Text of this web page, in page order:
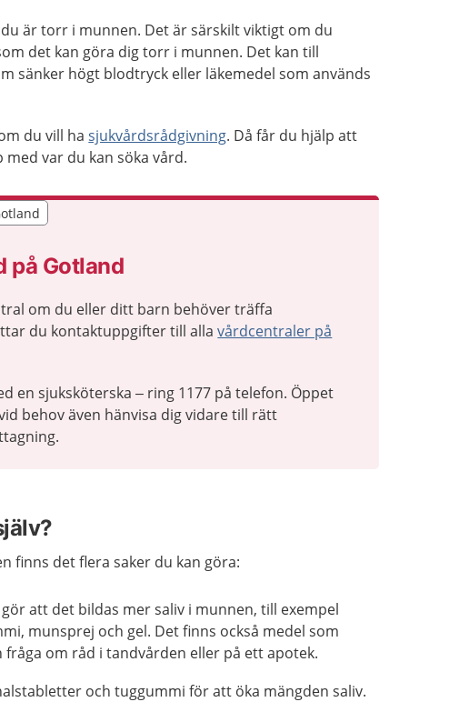
är torr i munnen. Det är särskilt viktigt om du
det kan göra dig torr i munnen. Det kan till
sänker högt blodtryck eller läkemedel som används
du vill hasjukvårdsrådgivning. Då får du hjälp att
var du kan söka vård.
på Gotland
om du eller ditt barn behöver träffa
du kontaktuppgifter till allavårdcentraler på
en sjuksköterska – ring 1177 på telefon. Öppet
behov även hänvisa dig vidare till rätt
finns det flera saker du kan göra:
att det bildas mer saliv i munnen, till exempel
munsprej och gel. Det finns också medel som
fråga om råd i tandvården eller på ett apotek.
och tuggummi för att öka mängden saliv.